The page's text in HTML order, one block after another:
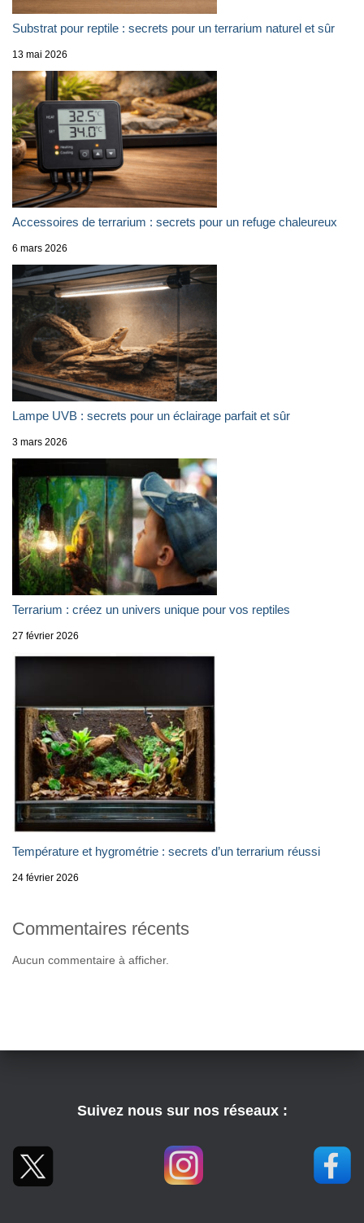
Substrat pour reptile : secrets pour un terrarium naturel et sûr
13 mai 2026
Accessoires de terrarium : secrets pour un refuge chaleureux
6 mars 2026
Lampe UVB : secrets pour un éclairage parfait et sûr
3 mars 2026
Terrarium : créez un univers unique pour vos reptiles
27 février 2026
Température et hygrométrie : secrets d’un terrarium réussi
24 février 2026
Commentaires récents
Aucun commentaire à afficher.
Suivez nous sur nos réseaux :